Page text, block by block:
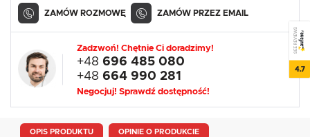
ZAMÓW ROZMOWĘ ZAMÓW PRZEZ EMAIL
Zadzwoń! Chętnie Ci doradzimy!
+48 696 485 080
+48 664 990 281
Negocjuj! Sprawdź dostępność!
OPIS PRODUKTU OPINIE O PRODUKCIE
SEE REVIEWS
4.7